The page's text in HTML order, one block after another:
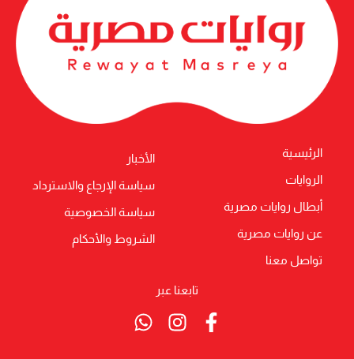
الرئيسية
الروايات
أبطال روايات مصرية
عن روايات مصرية
تواصل معنا
الأخبار
سياسة الإرجاع والاسترداد
سياسة الخصوصية
الشروط والأحكام
تابعنا عبر
Facebook-
Instagram
Whatsapp